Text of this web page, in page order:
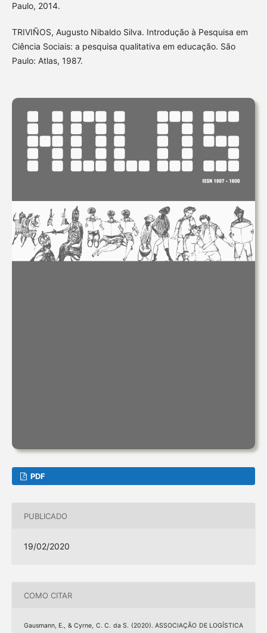
Paulo, 2014.
TRIVIÑOS, Augusto Nibaldo Silva. Introdução à Pesquisa em
Ciência Sociais: a pesquisa qualitativa em educação. São
Paulo: Atlas, 1987.
PDF
PUBLICADO
19/02/2020
COMO CITAR
Gausmann, E., & Cyrne, C. C. da S. (2020). ASSOCIAÇÃO DE LOGÍSTICA